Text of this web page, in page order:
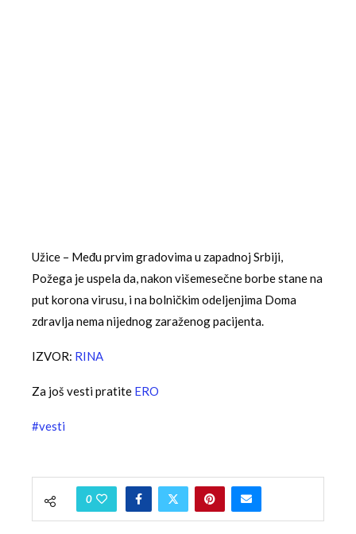
Užice – Među prvim gradovima u zapadnoj Srbiji,
Požega je uspela da, nakon višemesečne borbe stane na
put korona virusu, i na bolničkim odeljenjima Doma
zdravlja nema nijednog zaraženog pacijenta.
IZVOR: RINA
Za još vesti pratite ERO
#vesti
0